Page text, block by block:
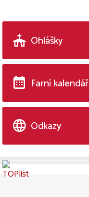
Ohlášky
Farní kalendář
Odkazy